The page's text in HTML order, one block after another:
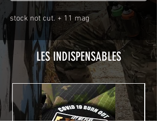
stock not cut. + 11 mag
LES INDISPENSABLES